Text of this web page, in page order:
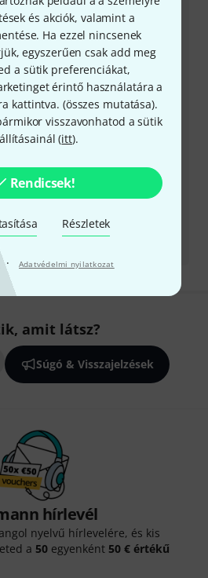
és akciók, valamint a
Ha ezzel nincsenek
egyszerűen csak add meg
a sütik preferenciákat,
érintő használatára a
kattintva. (összes mutatása).
visszavonhatod a sütik
(itt).
Rendicsek!
Részletek
· Adatvédelmi nyilatkozat
- Közép-európai
amit látsz?
Súgó & Visszajelzések
hírlevél
nyelvű hírlevelére, és kis
a 50 egyenként 50 € értékű